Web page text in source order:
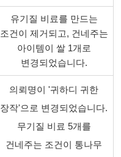
유기질 비료를 만드는
조건이 제거되고, 건네주는
아이템이 쌀 1개로
변경되었습니다.
의뢰명이 '귀하디 귀한
장작'으로 변경되었습니다.
무기질 비료 5개를
건네주는 조건이 통나무